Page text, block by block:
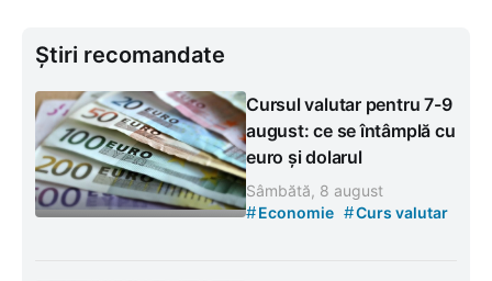
Știri recomandate
Cursul valutar pentru 7-9
august: ce se întâmplă cu
euro și dolarul
Sâmbătă, 8 august
#Economie #Curs valutar